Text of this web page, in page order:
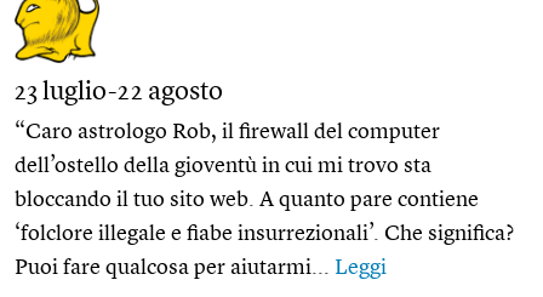
23 luglio-22 agosto
“Caro astrologo Rob, il firewall del computer
dell’ostello della gioventù in cui mi trovo sta
bloccando il tuo sito web. A quanto pare contiene
‘folclore illegale e fiabe insurrezionali’. Che significa?
Puoi fare qualcosa per aiutarmi... Leggi